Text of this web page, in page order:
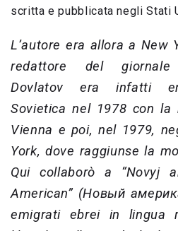
scritta e pubblicata negli Stati
L’autore era allora a New
redattore del giornale
Dovlatov era infatti
Sovietica nel 1978 con la
Vienna e poi, nel 1979,
York, dove raggiunse la
Qui collaborò a “Novyj
American” (Новый
emigrati ebrei in lingua